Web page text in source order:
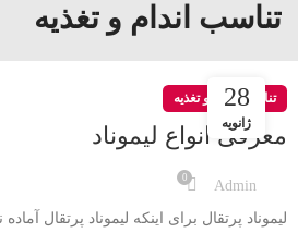
تناسب اندام و تغذیه
28
ژانویه
تناسب اندام و تغذیه
معرفی انواع لیموناد
Admin
0
لیموناد پرتقال برای اینکه لیموناد پرتقال